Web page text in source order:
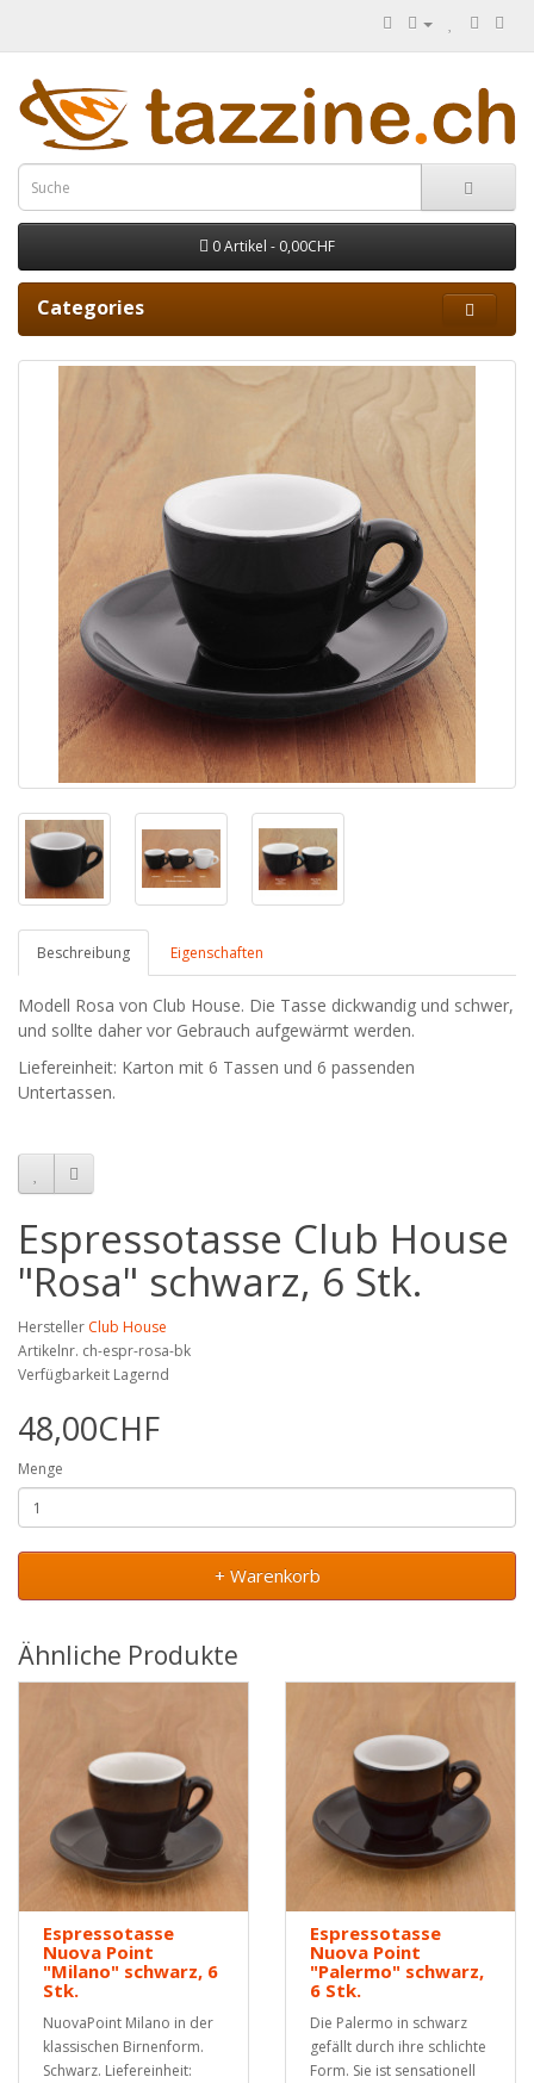
0 Artikel - 0,00CHF
Categories
Beschreibung Eigenschaften
Modell Rosa von Club House. Die Tasse dickwandig und schwer,
und sollte daher vor Gebrauch aufgewärmt werden.
Liefereinheit: Karton mit 6 Tassen und 6 passenden
Untertassen.
Espressotasse Club House
"Rosa" schwarz, 6 Stk.
Hersteller Club House
Artikelnr. ch-espr-rosa-bk
Verfügbarkeit Lagernd
48,00CHF
Menge
+ Warenkorb
Ähnliche Produkte
Espressotasse
Nuova Point
"Milano" schwarz, 6
Stk.
NuovaPoint Milano in der
klassischen Birnenform.
Schwarz. Liefereinheit:
Espressotasse
Nuova Point
"Palermo" schwarz,
6 Stk.
Die Palermo in schwarz
gefällt durch ihre schlichte
Form. Sie ist sensationell